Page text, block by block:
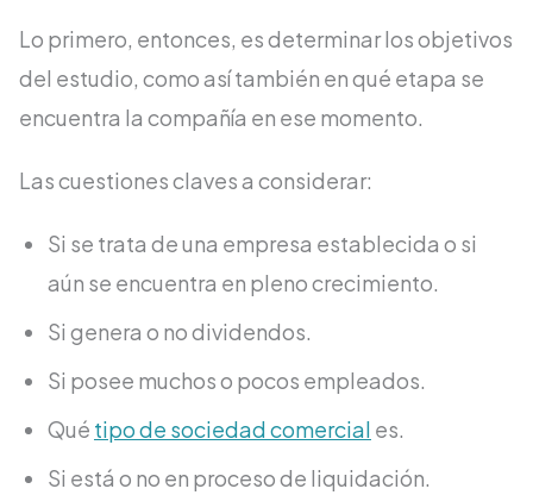
Lo primero, entonces, es determinar los objetivos
del estudio, como así también en qué etapa se
encuentra la compañía en ese momento.
Las cuestiones claves a considerar:
Si se trata de una empresa establecida o si
aún se encuentra en pleno crecimiento.
Si genera o no dividendos.
Si posee muchos o pocos empleados.
Qué tipo de sociedad comercial es.
Si está o no en proceso de liquidación.